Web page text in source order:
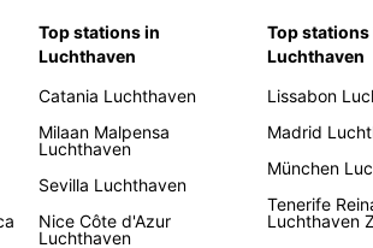
Top stations in
Luchthaven
Catania Luchthaven
Milaan Malpensa
Luchthaven
Sevilla Luchthaven
Nice Côte d'Azur
Luchthaven
Top stations
Luchthaven
Lissabon
Madrid
München
Tenerife
Luchthaven